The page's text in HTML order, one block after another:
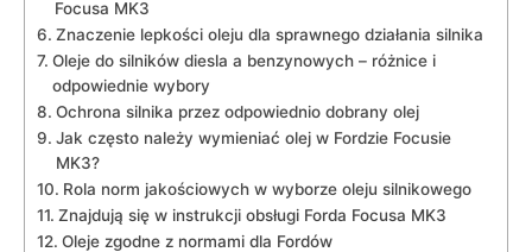
Focusa MK3
Znaczenie lepkości ⁤oleju dla sprawnego działania silnika
Oleje do silników diesla ⁢a​ benzynowych – różnice⁤ i
odpowiednie wybory
Ochrona silnika przez​ odpowiednio dobrany ⁣olej
Jak często należy wymieniać olej w‍ Fordzie Focusie
MK3?
Rola norm jakościowych w wyborze oleju silnikowego
Znajdują się w instrukcji obsługi Forda Focusa MK3
Oleje zgodne z normami dla Fordów